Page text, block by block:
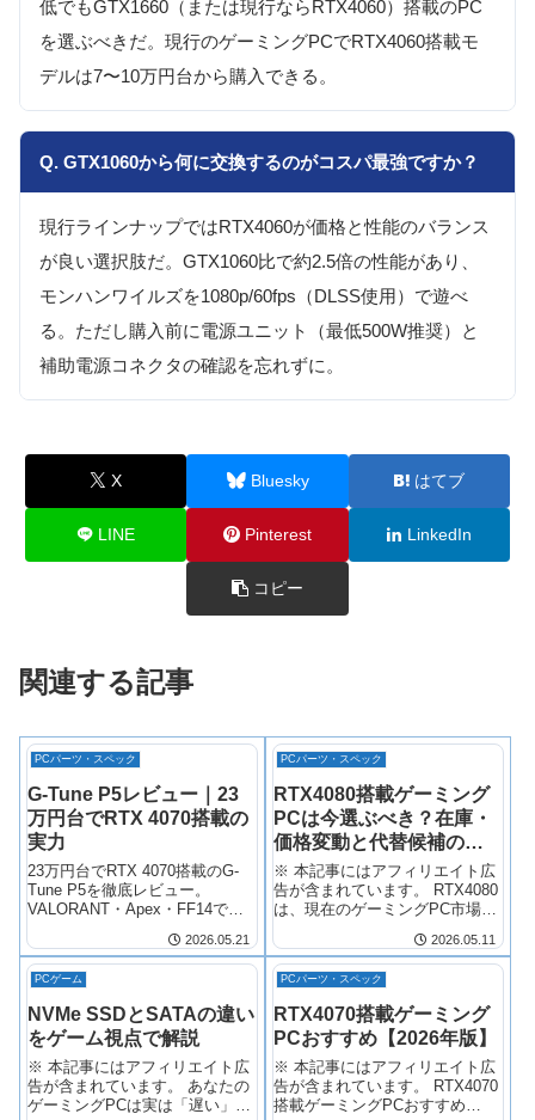
低でもGTX1660（または現行ならRTX4060）搭載のPC
を選ぶべきだ。現行のゲーミングPCでRTX4060搭載モ
デルは7〜10万円台から購入できる。
Q. GTX1060から何に交換するのがコスパ最強ですか？
現行ラインナップではRTX4060が価格と性能のバランス
が良い選択肢だ。GTX1060比で約2.5倍の性能があり、
モンハンワイルズを1080p/60fps（DLSS使用）で遊べ
る。ただし購入前に電源ユニット（最低500W推奨）と
補助電源コネクタの確認を忘れずに。
X Bluesky はてブ
LINE Pinterest LinkedIn
コピー
関連する記事
PCパーツ・スペック
G-Tune P5レビュー｜23
万円台でRTX 4070搭載の
実力
23万円台でRTX 4070搭載のG-
Tune P5を徹底レビュー。
VALORANT・Apex・FF14での
GALLERIA・iiyamaPCとの比
較、3年保証の安心感まで詳しく
解説します。
2026.05.21
PCパーツ・スペック
RTX4080搭載ゲーミング
PCは今選ぶべき？在庫・
価格変動と代替候補の見
方【2026年版】
※ 本記事にはアフィリエイト広
告が含まれています。 RTX4080
は、現在のゲーミングPC市場で
BTO店員時代から見てきても、
このクラスのグラフィックスボ
ードを搭載したPCを求める人は
「とにかく妥協したくない」
と…
2026.05.11
PCゲーム
NVMe SSDとSATAの違い
をゲーム視点で解説
※ 本記事にはアフィリエイト広
告が含まれています。 あなたの
ゲーミングPCは実は「遅い」か
PCパーツ・スペック
RTX4070搭載ゲーミング
PCおすすめ【2026年版】
※ 本記事にはアフィリエイト広
告が含まれています。 RTX4070
搭載ゲーミングPCおすすめ